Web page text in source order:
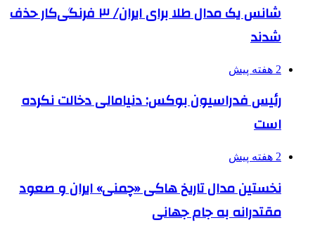
شانس یک مدال طلا برای ایران/ ۳ فرنگی‌کار حذف
شدند
2 هفته پیش
رئیس فدراسیون بوکس: دنیامالی دخالت نکرده
است
2 هفته پیش
نخستین مدال تاریخ هاکی «چمنی» ایران و صعود
مقتدرانه به جام جهانی